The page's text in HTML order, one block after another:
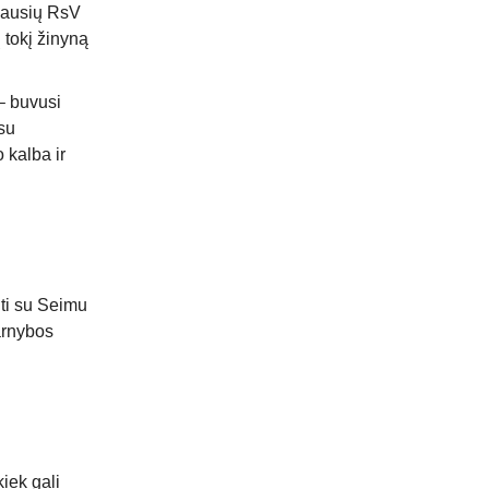
RsV
tokį žinyną
buvusi
kalba ir
su Seimu
gali